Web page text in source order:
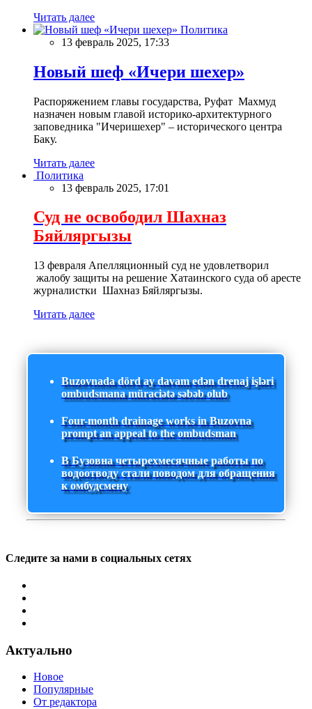
Читать далее
Политика
13 февраль 2025, 17:33
Новый шеф «Ичери шехер»
Распоряжением главы государства, Руфат Махмуд
назначен новым главой историко-архитектурного
заповедника "Ичеришехер" – исторического центра
Баку.
Читать далее
Политика
13 февраль 2025, 17:01
Суд не освободил Шахназ
Бяйляргызы
13 февраля Апелляционный суд не удовлетворил
жалобу защиты на решение Хатаинского суда об аресте
журналистки Шахназ Бяйляргызы.
Читать далее
Buzovnada dörd ay davam edən drenaj işləri
ombudsmana müraciətə səbəb olub
Four-month drainage works in Buzovna
prompt an appeal to the ombudsman
В Бузовна четырехмесячные работы по
водоотводу стали поводом для обращения
к омбудсмену
Следите за нами в социальных сетях
Актуально
Новое
Популярные
От редактора